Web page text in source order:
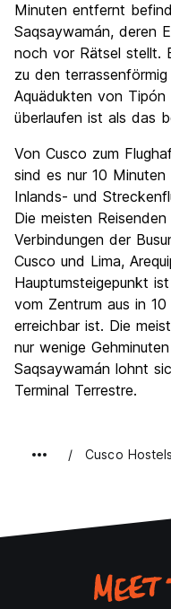
Minuten entfernt
Saqsaywamán, deren
noch vor Rätsel stellt.
zu den
Aquädukten von Tipón
überlaufen ist als das
Von Cusco zum
sind es nur 10
Inlands- und
Die meisten
Verbindungen der
Cusco und Lima,
Hauptumsteigepunkt
vom Zentrum aus in
erreichbar ist. Die
nur wenige
Saqsaywamán lohnt
Terminal Terrestre.
Cusco Hostels